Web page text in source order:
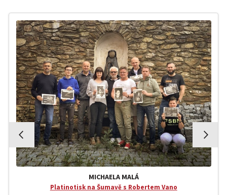
MICHAELA MALÁ
Platinotisk na Šumavě s Robertem Vano